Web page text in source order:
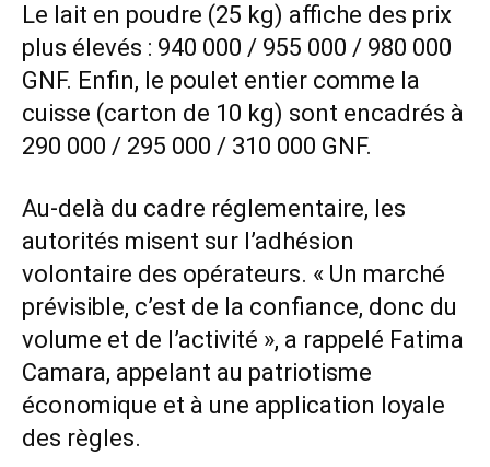
Le lait en poudre (25 kg) affiche des prix
plus élevés : 940 000 / 955 000 / 980 000
GNF. Enfin, le poulet entier comme la
cuisse (carton de 10 kg) sont encadrés à
290 000 / 295 000 / 310 000 GNF.
Au-delà du cadre réglementaire, les
autorités misent sur l’adhésion
volontaire des opérateurs. « Un marché
prévisible, c’est de la confiance, donc du
volume et de l’activité », a rappelé Fatima
Camara, appelant au patriotisme
économique et à une application loyale
des règles.